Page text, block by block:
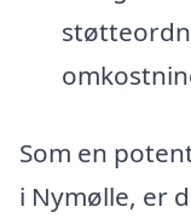
Som en
i Nymølle, er